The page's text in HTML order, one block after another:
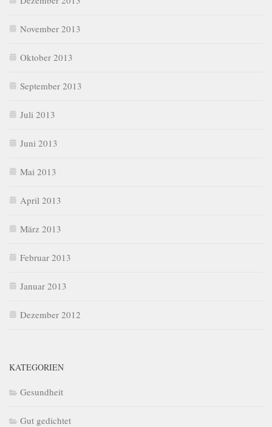
November 2013
Oktober 2013
September 2013
Juli 2013
Juni 2013
Mai 2013
April 2013
März 2013
Februar 2013
Januar 2013
Dezember 2012
KATEGORIEN
Gesundheit
Gut gedichtet